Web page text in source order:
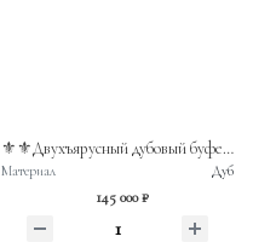
⚜️⚜️Двухъярусный дубовый буфет конца XIX века
Материал Дуб
145 000 ₽